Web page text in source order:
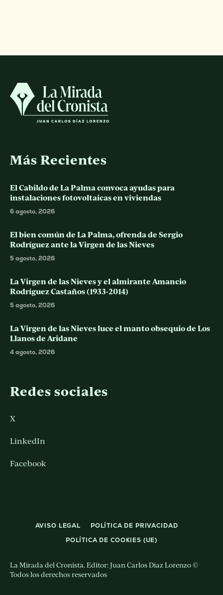
Más Recientes
El Cabildo de La Palma convoca ayudas para
instalaciones fotovoltaicas en viviendas
6 agosto, 2026
El bien común de La Palma, ofrenda de Sergio
Rodríguez ante la Virgen de las Nieves
5 agosto, 2026
La Virgen de las Nieves y el almirante Amancio
Rodríguez Castaños (1933-2014)
5 agosto, 2026
La Virgen de las Nieves luce el manto obsequio de Los
Llanos de Aridane
4 agosto, 2026
Redes sociales
X
LinkedIn
Facebook
AVISO LEGAL
POLÍTICA DE PRIVACIDAD
POLÍTICA DE COOKIES (UE)
La Mirada del Cronista. Editor: Juan Carlos Diaz Lorenzo ©
Todos los derechos reservados